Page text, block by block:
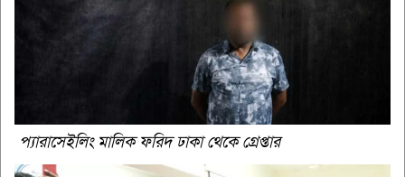
প্যারাসেইলিং মালিক ফরিদ ঢাকা থেকে গ্রেপ্তার